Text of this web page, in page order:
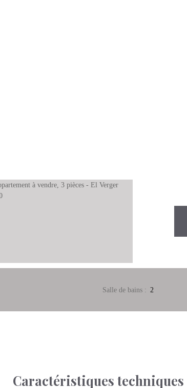
Salle de bains: 2
Caractéristiques techniques